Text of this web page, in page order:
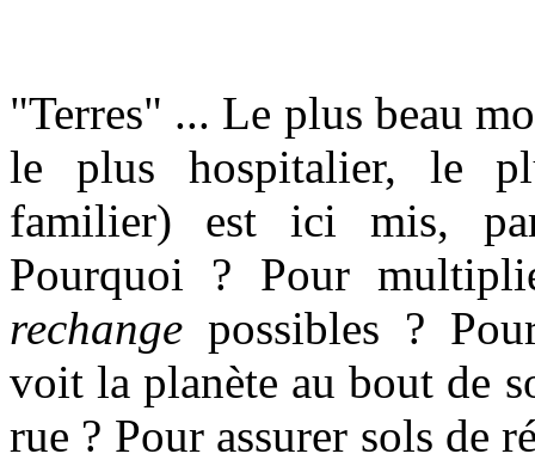
"Terres" ... Le plus beau
le plus hospitalier, le
familier) est ici mis,
Pourquoi ? Pour
rechange possibles ?
voit la planète au bout de
rue ? Pour assurer sols de